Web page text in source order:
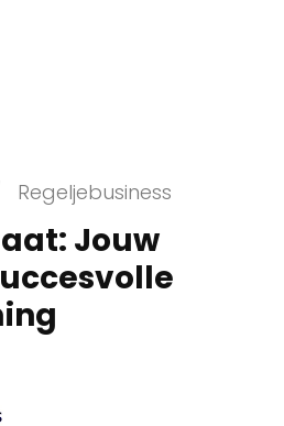
Regeljebusiness
Jouw